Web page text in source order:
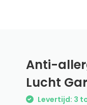
Anti-
Lucht
Levertijd: 3